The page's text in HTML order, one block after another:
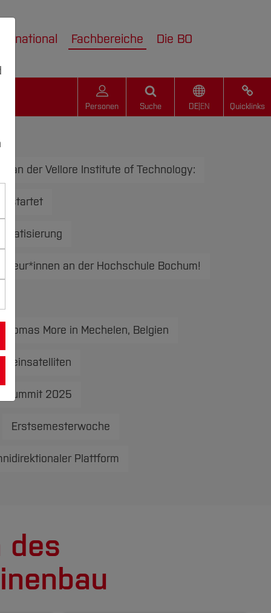
Fachbereiche Die BO
Personen Suche DE| EN Quicklinks
an der Vellore Institute of Technology:
startet
an der Hochschule Bochum!
More in Mechelen, Belgien
2025
Erstsemesterwoche
Plattform
des